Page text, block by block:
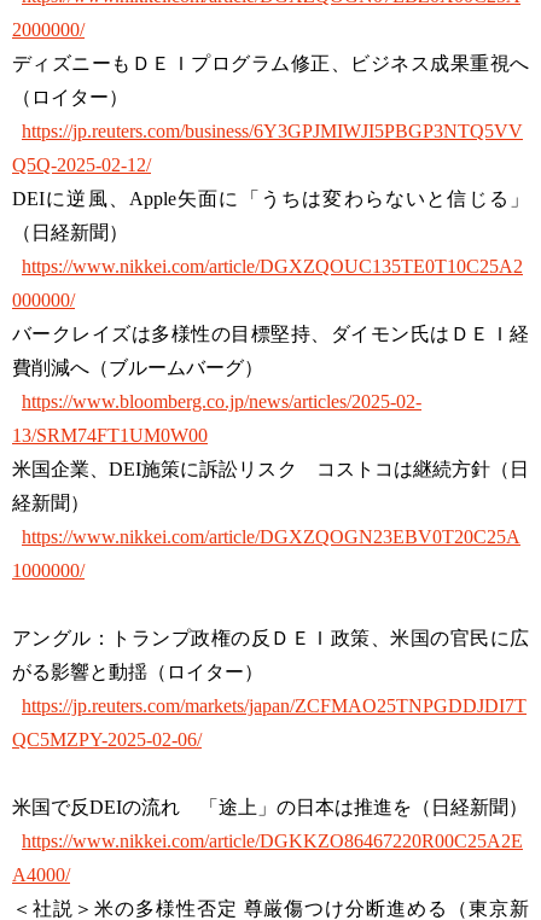
2000000/
ディズニーもＤＥＩプログラム修正、ビジネス成果重視へ
（ロイター）
https://jp.reuters.com/business/6Y3GPJMIWJI5PBGP3NTQ5VV
Q5Q-2025-02-12/
DEIに逆風、Apple矢面に「うちは変わらないと信じる」
（日経新聞）
https://www.nikkei.com/article/DGXZQOUC135TE0T10C25A2
000000/
バークレイズは多様性の目標堅持、ダイモン氏はＤＥＩ経
費削減へ（ブルームバーグ）
https://www.bloomberg.co.jp/news/articles/2025-02-
13/SRM74FT1UM0W00
米国企業、DEI施策に訴訟リスク コストコは継続方針（日
経新聞）
https://www.nikkei.com/article/DGXZQOGN23EBV0T20C25A
1000000/
アングル：トランプ政権の反ＤＥＩ政策、米国の官民に広
がる影響と動揺（ロイター）
https://jp.reuters.com/markets/japan/ZCFMAO25TNPGDDJDI7T
QC5MZPY-2025-02-06/
米国で反DEIの流れ 「途上」の日本は推進を（日経新聞）
https://www.nikkei.com/article/DGKKZO86467220R00C25A2E
A4000/
＜社説＞米の多様性否定 尊厳傷つけ分断進める（東京新